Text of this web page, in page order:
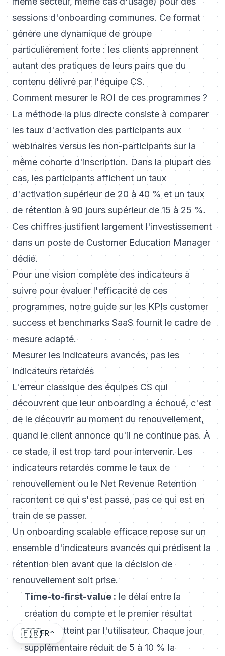
sessions d'onboarding communes. Ce format
génère une dynamique de groupe
particulièrement forte : les clients apprennent
autant des pratiques de leurs pairs que du
contenu délivré par l'équipe CS.
Comment mesurer le ROI de ces programmes ?
La méthode la plus directe consiste à comparer
les taux d'activation des participants aux
webinaires versus les non-participants sur la
même cohorte d'inscription. Dans la plupart des
cas, les participants affichent un taux
d'activation supérieur de 20 à 40 % et un taux
de rétention à 90 jours supérieur de 15 à 25 %.
Ces chiffres justifient largement l'investissement
dans un poste de Customer Education Manager
dédié.
Pour une vision complète des indicateurs à
suivre pour évaluer l'efficacité de ces
programmes, notre guide sur les KPIs customer
success et benchmarks SaaSfournit le cadre de
mesure adapté.
Mesurer les indicateurs avancés, pas les
indicateurs retardés
L'erreur classique des équipes CS qui
découvrent que leur onboarding a échoué, c'est
de le découvrir au moment du renouvellement,
quand le client annonce qu'il ne continue pas. À
ce stade, il est trop tard pour intervenir. Les
indicateurs retardés comme le taux de
renouvellement ou le Net Revenue Retention
racontent ce qui s'est passé, pas ce qui est en
train de se passer.
Un onboarding scalable efficace repose sur un
ensemble d'indicateurs avancés qui prédisent la
rétention bien avant que la décision de
renouvellement soit prise.
Time-to-first-value : le délai entre la
création du compte et le premier résultat
concret atteint par l'utilisateur. Chaque jour
supplémentaire réduit de 5 à 10 % la
🇫🇷FR